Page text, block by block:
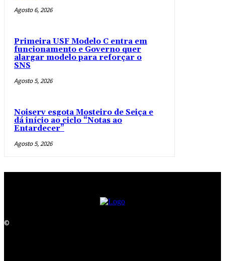
Agosto 6, 2026
Primeira USF Modelo C entra em
funcionamento e Governo quer
alargar modelo para reforçar o
SNS
Agosto 5, 2026
Noiserv esgota Mosteiro de Seiça e
dá início ao ciclo “Notas ao
Entardecer”
Agosto 5, 2026
©